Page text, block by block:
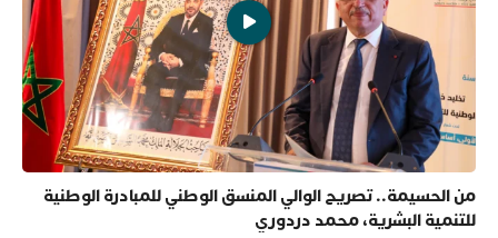
من الحسيمة.. تصريح الوالي المنسق الوطني للمبادرة الوطنية
للتنمية البشرية، محمد دردوري